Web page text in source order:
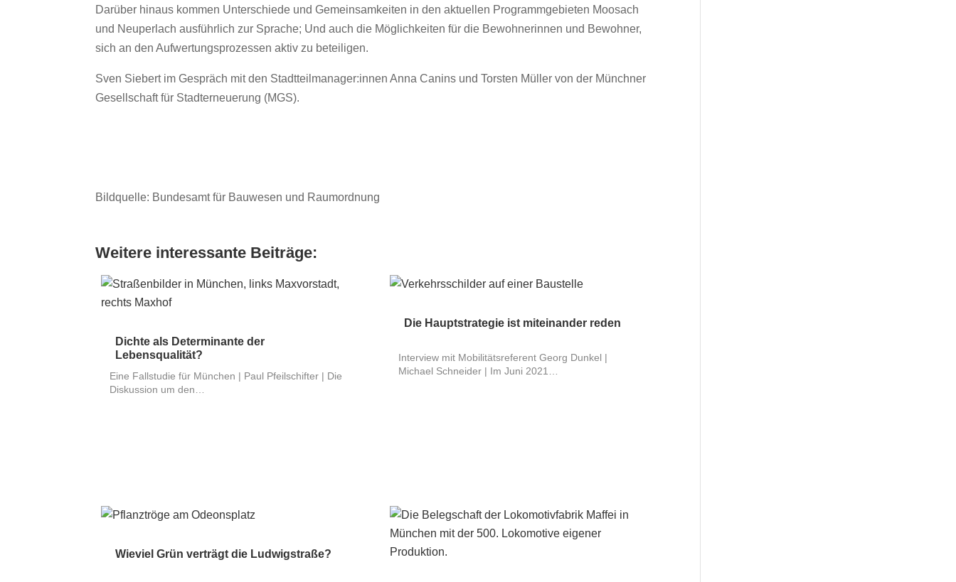
Darüber hinaus kommen Unterschiede und Gemeinsamkeiten in den aktuellen Programmgebieten Moosach
und Neuperlach ausführlich zur Sprache; Und auch die Möglichkeiten für die Bewohnerinnen und Bewohner,
sich an den Aufwertungsprozessen aktiv zu beteiligen.
Sven Siebert im Gespräch mit den Stadtteilmanager:innen Anna Canins und Torsten Müller von der Münchner
Gesellschaft für Stadterneuerung (MGS).
Bildquelle: Bundesamt für Bauwesen und Raumordnung
Weitere interessante Beiträge:
Dichte als Determinante der
Lebensqualität?
Eine Fallstudie für München | Paul Pfeilschifter | Die
Diskussion um den…
Die Hauptstrategie ist miteinander reden
Interview mit Mobilitätsreferent Georg Dunkel |
Michael Schneider | Im Juni 2021…
Wieviel Grün verträgt die Ludwigstraße?